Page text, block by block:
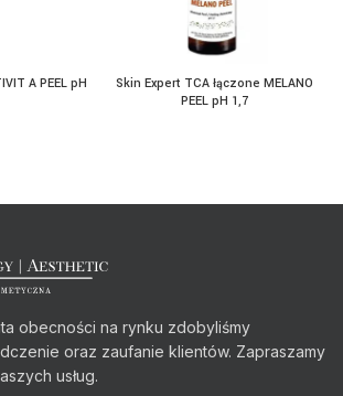
A PEEL pH
Skin Expert TCA łączone MELANO
PEEL pH 1,7
obecności na rynku zdobyliśmy
oraz zaufanie klientów. Zapraszamy
usług.